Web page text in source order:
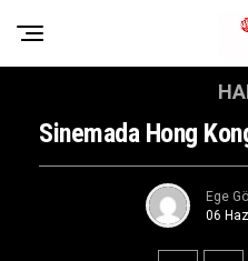
Sinemada Hong
Ege
06